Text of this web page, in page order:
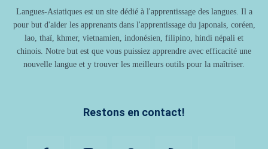
Langues-Asiatiques est un site dédié à l'apprentissage des langues. Il a
pour but d'aider les apprenants dans l'apprentissage du japonais, coréen,
lao, thaï, khmer, vietnamien, indonésien, filipino, hindi népali et
chinois. Notre but est que vous puissiez apprendre avec efficacité une
nouvelle langue et y trouver les meilleurs outils pour la maîtriser.
Restons en contact!